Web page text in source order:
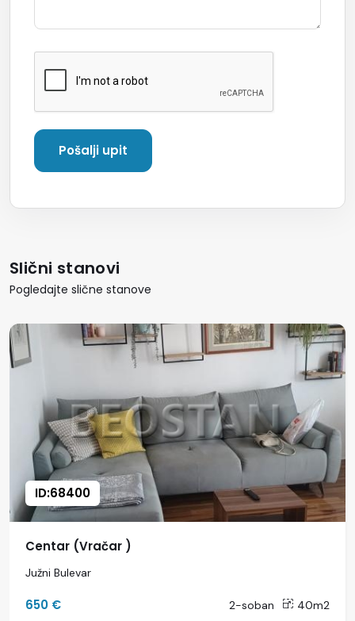
Slični stanovi
Pogledajte slične stanove
ID:68400
Centar (Vračar )
Južni Bulevar
650 € 2-soban 40m2